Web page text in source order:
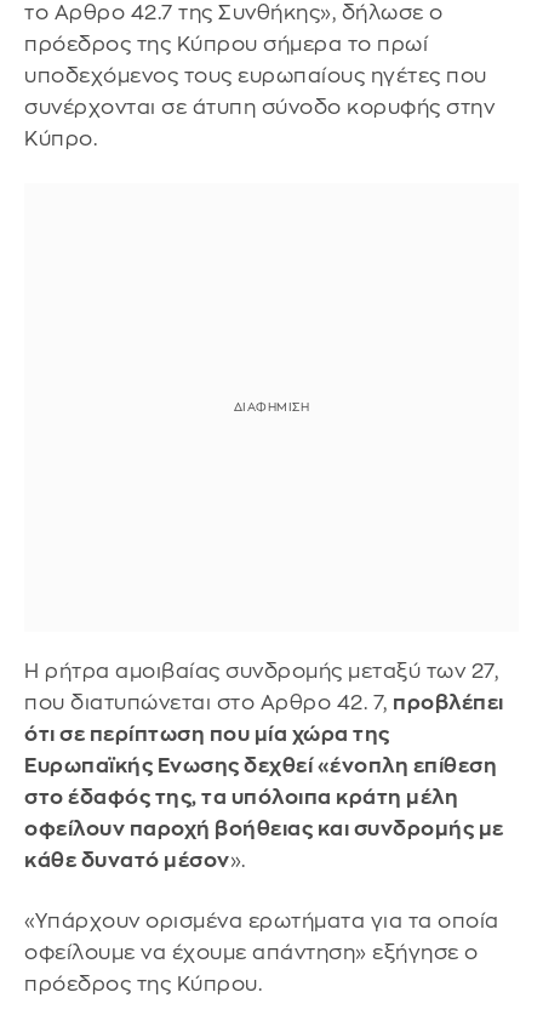
το Αρθρο 42.7 της Συνθήκης», δήλωσε ο
πρόεδρος της Κύπρου σήμερα το πρωί
υποδεχόμενος τους ευρωπαίους ηγέτες που
συνέρχονται σε άτυπη σύνοδο κορυφής στην
Κύπρο.
Η ρήτρα αμοιβαίας συνδρομής μεταξύ των 27,
που διατυπώνεται στο Αρθρο 42. 7, προβλέπει
ότι σε περίπτωση που μία χώρα της
Ευρωπαϊκής Ενωσης δεχθεί «ένοπλη επίθεση
στο έδαφός της, τα υπόλοιπα κράτη μέλη
οφείλουν παροχή βοήθειας και συνδρομής με
κάθε δυνατό μέσον».
«Υπάρχουν ορισμένα ερωτήματα για τα οποία
οφείλουμε να έχουμε απάντηση» εξήγησε ο
πρόεδρος της Κύπρου.